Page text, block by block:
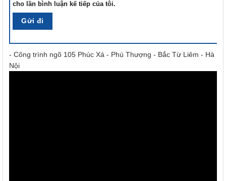
cho lần bình luận kế tiếp của tôi.
- Công trình ngõ 105 Phúc Xá - Phú Thượng - Bắc Từ Liêm - Hà
Nội